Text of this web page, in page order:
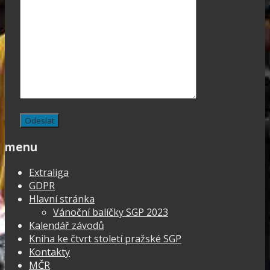
menu
Extraliga
GDPR
Hlavní stránka
Vánoční balíčky SGP 2023
Kalendář závodů
Kniha ke čtvrt století pražské SGP
Kontakty
MČR